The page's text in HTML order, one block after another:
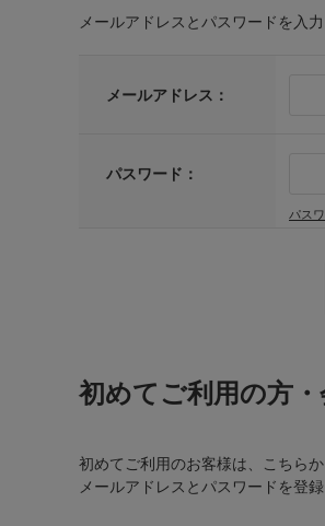
メールアドレスとパスワードを入
メールアドレス：
パスワード：
パス
初めてご利用の方
初めてご利用のお客様は、こちら
メールアドレスとパスワードを登